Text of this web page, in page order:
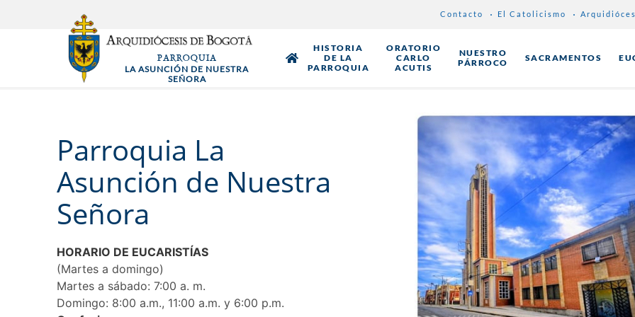
Contacto El Catolicismo
PARROQUIA
LA ASUNCIÓN DE NUESTRA
SEÑORA
HISTORIA
DE LA
PARROQUIA
ORATORIO
CARLO
ACUTIS
NUESTRO
PÁRROCO
SACRAMENTOS
Parroquia La
Asunción de Nuestra
Señora
HORARIO DE EUCARISTÍAS
(Martes a domingo)
Martes a sábado: 7:00 a. m.
Domingo: 8:00 a.m., 11:00 a.m. y 6:00 p.m.